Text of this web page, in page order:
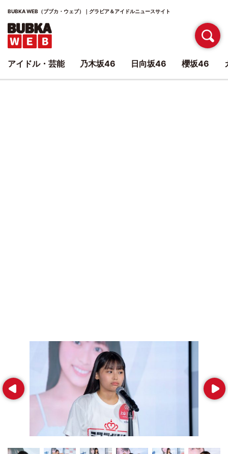
BUBKA WEB（ブブカ・ウェブ）｜グラビア＆アイドルニュースサイト
Prev Next
アイドル・芸能 乃木坂46 日向坂46 櫻坂46